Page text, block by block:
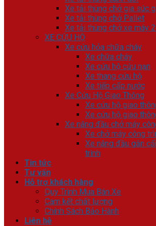
Xe tải thùng chở gia súc
Xe tải thùng chở Pallet
Xe tải thùng chở xe máy
XE CỨU HỘ
Xe cứu hỏa chữa cháy
Xe chữa cháy
Xe cứu hộ cứu nạn
Xe thang cứu hộ
Xe tiếp cấp nước
Xe Cứu Hộ Giao Thông
Xe cứu hộ giao
Xe cứu hộ giao
Xe nâng đầu chở máy
Xe chở máy công
Xe nâng đầu gắn
trình
Tin tức
Tư vấn
Hỗ trợ khách hàng
Quy Trình Mua Bán Xe
Cam kết chất lượng
Chính Sách Bảo Hành
Liên hệ